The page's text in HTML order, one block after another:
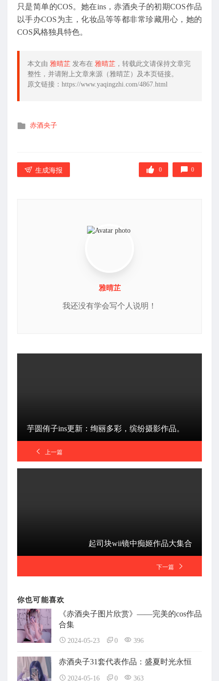
只是简单的COS。她在ins，赤酒央子的初期COS作品
以手办COS为主，化妆品等等都非常珍藏用心，她的
COS风格独具特色。
本文由 雅晴芷 发布在 雅晴芷 ，转载此文请保持文章完
整性，并请附上文章来源（雅晴芷）及本页链接。
原文链接：https://www.yaqingzhi.com/4867.html
发
赤酒央子
生成海报 0 0
雅晴芷
我还没有学会写个人说明！
芋圆侑子ins更新：绚丽多彩，缤纷摄影作品。
上一篇
起司块wii镜中痴姬作品大集合
下一篇
你也可能喜欢
《赤酒央子图片欣赏》——完美的cos作品
合集
2024-05-23 0 396
赤酒央子31套代表作品：盛夏时光永恒
2024-05-16 0 363